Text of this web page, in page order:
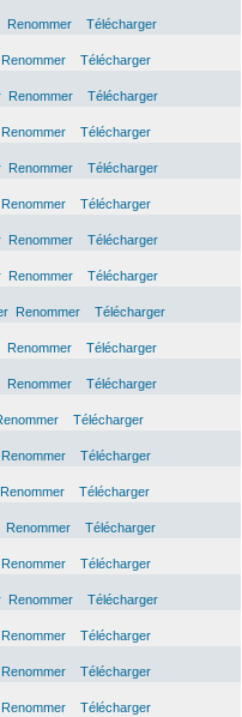
Renommer
Télécharger
Renommer
Télécharger
Renommer
Télécharger
Renommer
Télécharger
Renommer
Télécharger
Renommer
Télécharger
Renommer
Télécharger
Renommer
Télécharger
Renommer
Télécharger
Renommer
Télécharger
Renommer
Télécharger
Télécharger
Renommer
Télécharger
Renommer
Télécharger
Renommer
Télécharger
Renommer
Télécharger
Renommer
Télécharger
Renommer
Télécharger
Renommer
Télécharger
Renommer Télécharger